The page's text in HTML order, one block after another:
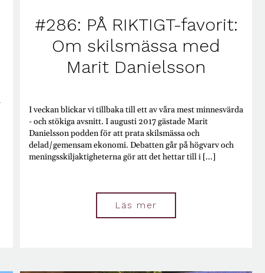
#286: PÅ RIKTIGT-favorit:
Om skilsmässa med
Marit Danielsson
I veckan blickar vi tillbaka till ett av våra mest minnesvärda
- och stökiga avsnitt. I augusti 2017 gästade Marit
Danielsson podden för att prata skilsmässa och
delad/gemensam ekonomi. Debatten går på högvarv och
meningsskiljaktigheterna gör att det hettar till i [...]
Läs mer